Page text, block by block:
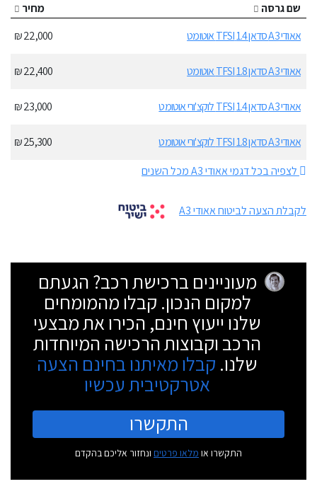
שם גרסה
מחיר
אאודי A3 סדאן 1.4 TFSI אוטומט
22,000 ₪
אאודי A3 סדאן 1.8 TFSI אוטומט 22,400 ₪
אאודי A3 סדאן 1.4 TFSI לוקצ'ורי אוטומט 23,000 ₪
אאודי A3 סדאן 1.8 TFSI לוקצ'ורי אוטומט
25,300 ₪
לצפיה בכל דגמי אאודי A3 מכל השנים
לקבלת הצעה לביטוח אאודי A3
מעוניינים ברכישת רכב? הגעתם
למקום הנכון. קבלו מהמומחים
שלנו ייעוץ חינם, הכירו את מבצעי
הרכב וקבוצות הרכישה המיוחדות
שלנו. קבלו מאיתנו בחינם הצעה
אטרקטיבית עכשיו
התקשרו
התקשרו או מלאו פרטים ונחזור אליכם בהקדם